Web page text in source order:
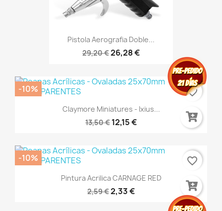
Pistola Aerografia Doble...
29,20 €26,28 €
Claymore Miniatures - Ixius...
13,50 € 12,15 €
-10% favorite_border
Pintura Acrilica CARNAGE RED
2,59 €2,33 €
-10% favorite_border